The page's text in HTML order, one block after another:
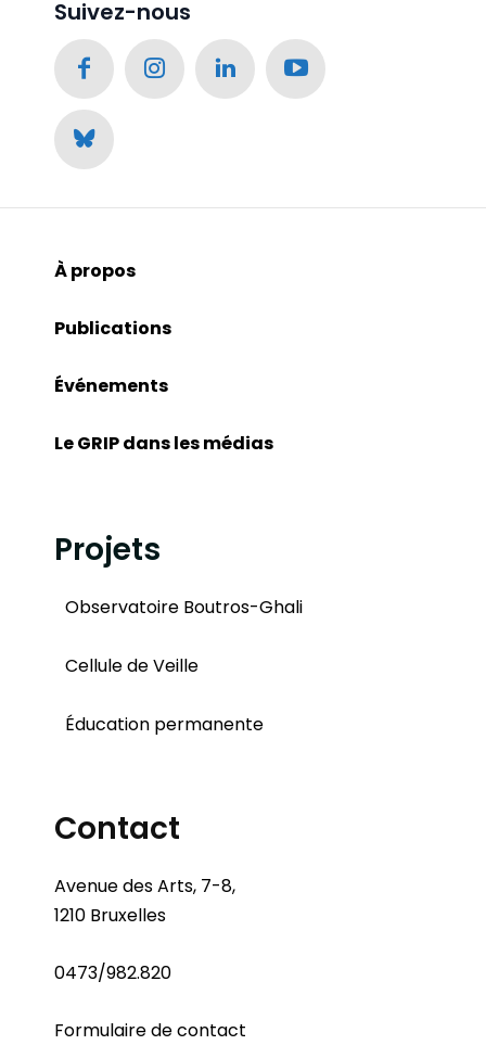
Suivez-nous
À propos
Publications
Événements
Le GRIP dans les médias
Projets
Observatoire Boutros-Ghali
Cellule de Veille
Éducation permanente
Contact
Avenue des Arts, 7-8,
1210 Bruxelles
0473/982.820
Formulaire de contact